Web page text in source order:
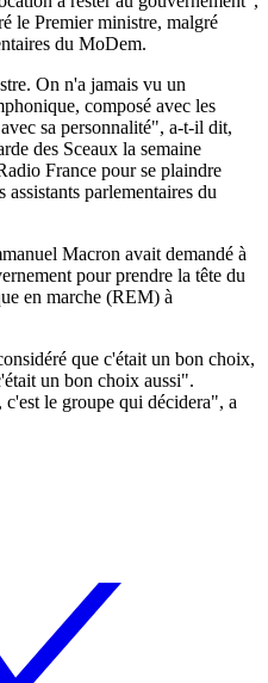
le Premier ministre, malgré
du MoDem.
On n'a jamais vu un
composé avec les
sa personnalité", a-t-il dit,
des Sceaux la semaine
France pour se plaindre
parlementaires du
Macron avait demandé à
pour prendre la tête du
en marche (REM) à
que c'était un bon choix,
un bon choix aussi".
le groupe qui décidera", a